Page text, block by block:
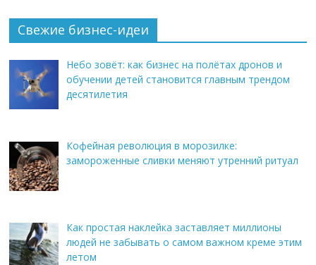
Свежие бизнес-идеи
Небо зовёт: как бизнес на полётах дронов и
обучении детей становится главным трендом
десятилетия
Кофейная революция в морозилке:
замороженные сливки меняют утренний ритуал
Как простая наклейка заставляет миллионы
людей не забывать о самом важном креме этим
летом